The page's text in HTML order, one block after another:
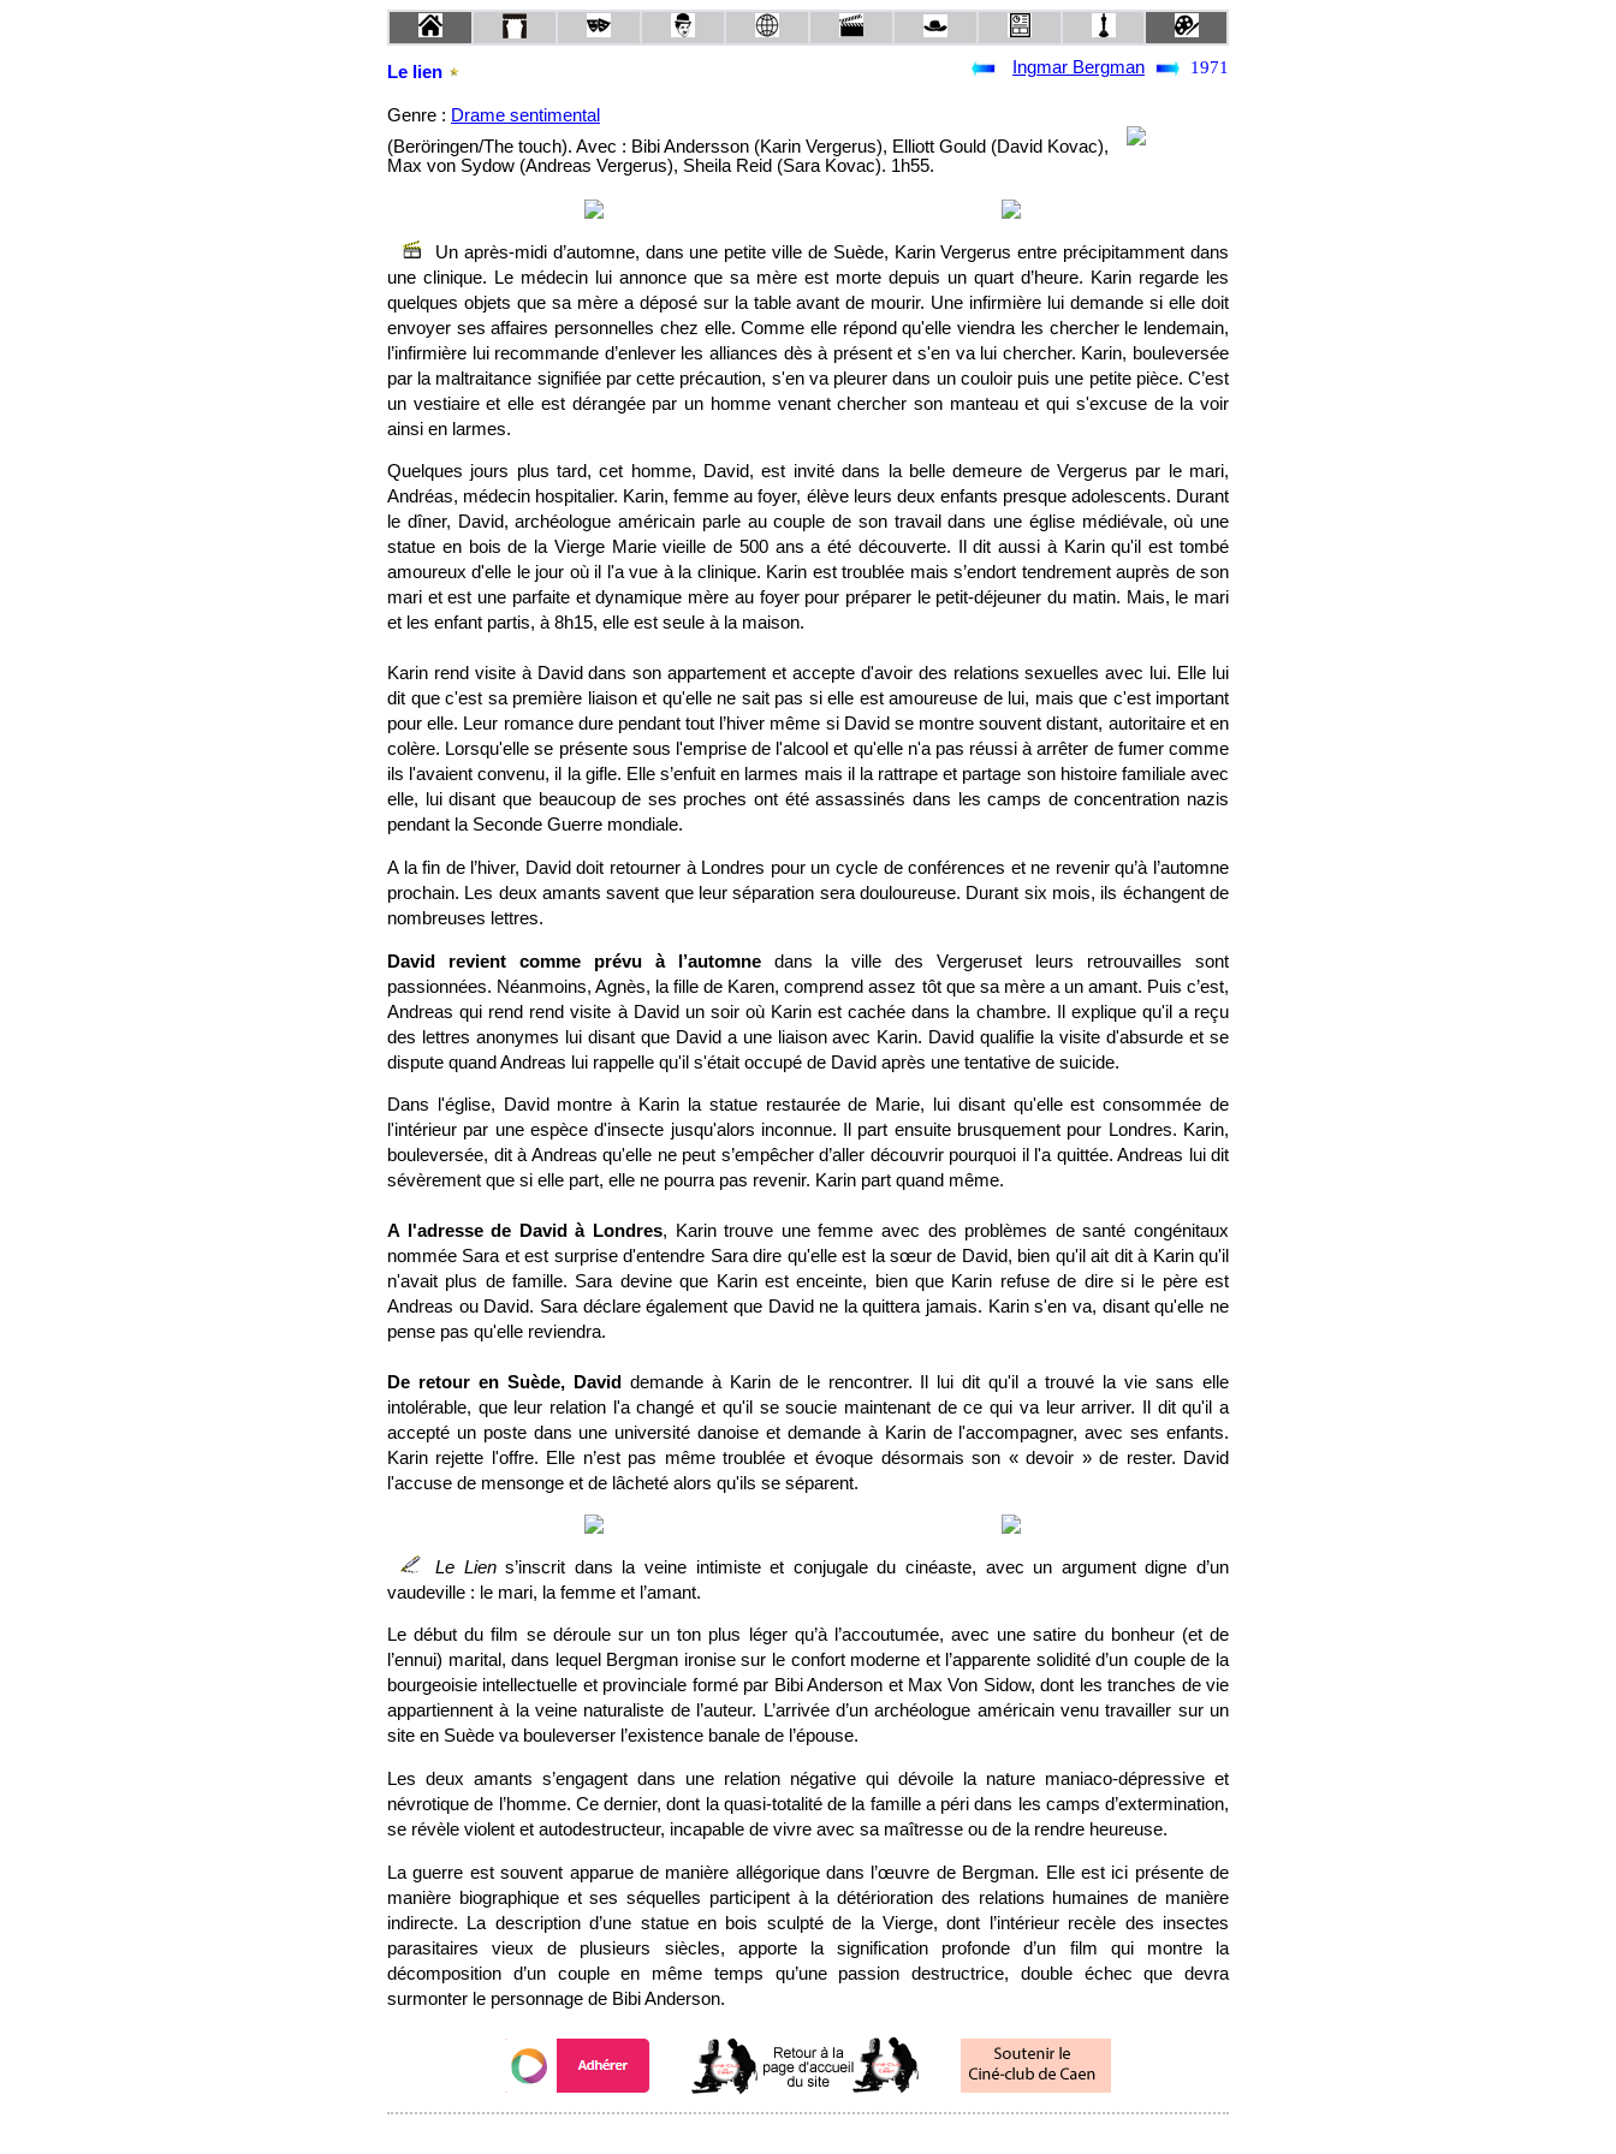
Le lien Ingmar Bergman 1971
Genre : Drame sentimental
(Beröringen/The touch). Avec : Bibi Andersson (Karin Vergerus), Elliott Gould (David Kovac),
Max von Sydow (Andreas Vergerus), Sheila Reid (Sara Kovac). 1h55.
Un après-midi d’automne, dans une petite ville de Suède, Karin Vergerus entre précipitamment dans
une clinique. Le médecin lui annonce que sa mère est morte depuis un quart d’heure. Karin regarde les
quelques objets que sa mère a déposé sur la table avant de mourir. Une infirmière lui demande si elle doit
envoyer ses affaires personnelles chez elle. Comme elle répond qu'elle viendra les chercher le lendemain,
l’infirmière lui recommande d’enlever les alliances dès à présent et s'en va lui chercher. Karin, bouleversée
par la maltraitance signifiée par cette précaution, s'en va pleurer dans un couloir puis une petite pièce. C’est
un vestiaire et elle est dérangée par un homme venant chercher son manteau et qui s'excuse de la voir
ainsi en larmes.
Quelques jours plus tard, cet homme, David, est invité dans la belle demeure de Vergerus par le mari,
Andréas, médecin hospitalier. Karin, femme au foyer, élève leurs deux enfants presque adolescents. Durant
le dîner, David, archéologue américain parle au couple de son travail dans une église médiévale, où une
statue en bois de la Vierge Marie vieille de 500 ans a été découverte. Il dit aussi à Karin qu'il est tombé
amoureux d'elle le jour où il l'a vue à la clinique. Karin est troublée mais s’endort tendrement auprès de son
mari et est une parfaite et dynamique mère au foyer pour préparer le petit-déjeuner du matin. Mais, le mari
et les enfant partis, à 8h15, elle est seule à la maison.
Karin rend visite à David dans son appartement et accepte d'avoir des relations sexuelles avec lui. Elle lui
dit que c'est sa première liaison et qu'elle ne sait pas si elle est amoureuse de lui, mais que c'est important
pour elle. Leur romance dure pendant tout l’hiver même si David se montre souvent distant, autoritaire et en
colère. Lorsqu'elle se présente sous l'emprise de l'alcool et qu'elle n'a pas réussi à arrêter de fumer comme
ils l'avaient convenu, il la gifle. Elle s’enfuit en larmes mais il la rattrape et partage son histoire familiale avec
elle, lui disant que beaucoup de ses proches ont été assassinés dans les camps de concentration nazis
pendant la Seconde Guerre mondiale.
A la fin de l’hiver, David doit retourner à Londres pour un cycle de conférences et ne revenir qu’à l’automne
prochain. Les deux amants savent que leur séparation sera douloureuse. Durant six mois, ils échangent de
nombreuses lettres.
David revient comme prévu à l’automnedans la ville des Vergeruset leurs retrouvailles sont
passionnées. Néanmoins, Agnès, la fille de Karen, comprend assez tôt que sa mère a un amant. Puis c’est,
Andreas qui rend rend visite à David un soir où Karin est cachée dans la chambre. Il explique qu'il a reçu
des lettres anonymes lui disant que David a une liaison avec Karin. David qualifie la visite d'absurde et se
dispute quand Andreas lui rappelle qu'il s'était occupé de David après une tentative de suicide.
Dans l'église, David montre à Karin la statue restaurée de Marie, lui disant qu'elle est consommée de
l'intérieur par une espèce d'insecte jusqu'alors inconnue. Il part ensuite brusquement pour Londres. Karin,
bouleversée, dit à Andreas qu'elle ne peut s’empêcher d’aller découvrir pourquoi il l'a quittée. Andreas lui dit
sévèrement que si elle part, elle ne pourra pas revenir. Karin part quand même.
A l'adresse de David à Londres, Karin trouve une femme avec des problèmes de santé congénitaux
nommée Sara et est surprise d'entendre Sara dire qu'elle est la sœur de David, bien qu'il ait dit à Karin qu'il
n'avait plus de famille. Sara devine que Karin est enceinte, bien que Karin refuse de dire si le père est
Andreas ou David. Sara déclare également que David ne la quittera jamais. Karin s'en va, disant qu'elle ne
pense pas qu'elle reviendra.
De retour en Suède, David demande à Karin de le rencontrer. Il lui dit qu'il a trouvé la vie sans elle
intolérable, que leur relation l'a changé et qu'il se soucie maintenant de ce qui va leur arriver. Il dit qu'il a
accepté un poste dans une université danoise et demande à Karin de l'accompagner, avec ses enfants.
Karin rejette l'offre. Elle n’est pas même troublée et évoque désormais son « devoir » de rester. David
l'accuse de mensonge et de lâcheté alors qu'ils se séparent.
Le Liens’inscrit dans la veine intimiste et conjugale du cinéaste, avec un argument digne d’un
vaudeville : le mari, la femme et l’amant.
Le début du film se déroule sur un ton plus léger qu’à l’accoutumée, avec une satire du bonheur (et de
l’ennui) marital, dans lequel Bergman ironise sur le confort moderne et l’apparente solidité d’un couple de la
bourgeoisie intellectuelle et provinciale formé par Bibi Anderson et Max Von Sidow, dont les tranches de vie
appartiennent à la veine naturaliste de l’auteur. L’arrivée d’un archéologue américain venu travailler sur un
site en Suède va bouleverser l’existence banale de l’épouse.
Les deux amants s’engagent dans une relation négative qui dévoile la nature maniaco-dépressive et
névrotique de l’homme. Ce dernier, dont la quasi-totalité de la famille a péri dans les camps d’extermination,
se révèle violent et autodestructeur, incapable de vivre avec sa maîtresse ou de la rendre heureuse.
La guerre est souvent apparue de manière allégorique dans l’œuvre de Bergman. Elle est ici présente de
manière biographique et ses séquelles participent à la détérioration des relations humaines de manière
indirecte. La description d’une statue en bois sculpté de la Vierge, dont l’intérieur recèle des insectes
parasitaires vieux de plusieurs siècles, apporte la signification profonde d’un film qui montre la
décomposition d’un couple en même temps qu’une passion destructrice, double échec que devra
surmonter le personnage de Bibi Anderson.